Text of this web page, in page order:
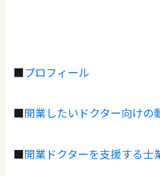
■プロフィール
■開業したいドクター向けの
■開業ドクターを支援する士